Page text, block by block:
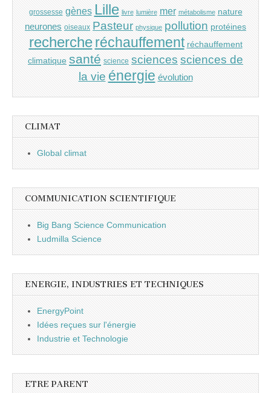
grossesse gènes Lille livre lumière mer métabolisme nature
neurones oiseaux Pasteur physique pollution protéines
recherche réchauffement réchauffement
climatique santé science sciences sciences de
la vie énergie évolution
CLIMAT
Global climat
COMMUNICATION SCIENTIFIQUE
Big Bang Science Communication
Ludmilla Science
ENERGIE, INDUSTRIES ET TECHNIQUES
EnergyPoint
Idées reçues sur l'énergie
Industrie et Technologie
ETRE PARENT